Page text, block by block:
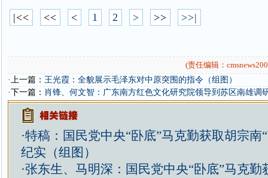
|<< << < 1 2 > >> >>|
(责任编辑：
·上一篇： 王光霞：全貌展示毛泽东对中原突围的指令（组图）
·下一篇： 肖锋、何文智：广东南方红色文化研究院领导到苏区南雄调
·特稿：国民党中央“卧底”马克勤获取胡宗南
纪实（组图）
·张东生、马明深：国民党中央“卧底”马克勤